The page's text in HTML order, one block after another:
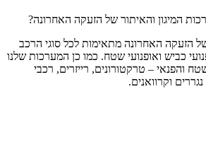
המיגון והאיתור של הזעקה האחרונה?
הזעקה האחרונה מתאימות לכל סוגי הרכב
כביש ואופנועי שטח. כמו כן המערכות שלנו
והפנאי – טרקטורונים, רייזרים, רכבי
וקרוואנים.